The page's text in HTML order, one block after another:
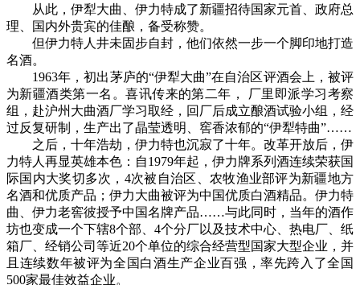
从此，伊犁大曲、伊力特成了新疆招待国家元首、政府总
理、国内外贵宾的佳酿，备受称赞。
但伊力特人井未固步自封，他们依然一步一个脚印地打造
名酒。
1963年，初出茅庐的“伊犁大曲”在自治区评酒会上，被评
为新疆酒类第一名。喜讯传来的第二年， 厂里即派学习考察
组，赴沪州大曲酒厂学习取经，回厂后成立酿酒试验小组，经
过反复研制，生产出了晶莹透明、窖香浓郁的“伊犁特曲”……
之后，十年浩劫，伊力特也沉寂了十年。改革开放后，伊
力特人再显英雄本色：自1979年起，伊力牌系列酒连续荣获国
际国内大奖切多次，4次被自治区、农牧渔业部评为新疆地方
名酒和优质产品；伊力大曲被评为中国优质白酒精品。伊力特
曲、伊力老窖彼授予中国名牌产品……与此同时，当年的酒作
坊也变成一个下辖8个部、4个分厂以及技术中心、热电厂、纸
箱厂、经销公司等近20个单位的综合经营型国家大型企业，并
且连续数年被评为全国白酒生产企业百强，率先跨入了全国
500家最佳效益企业。